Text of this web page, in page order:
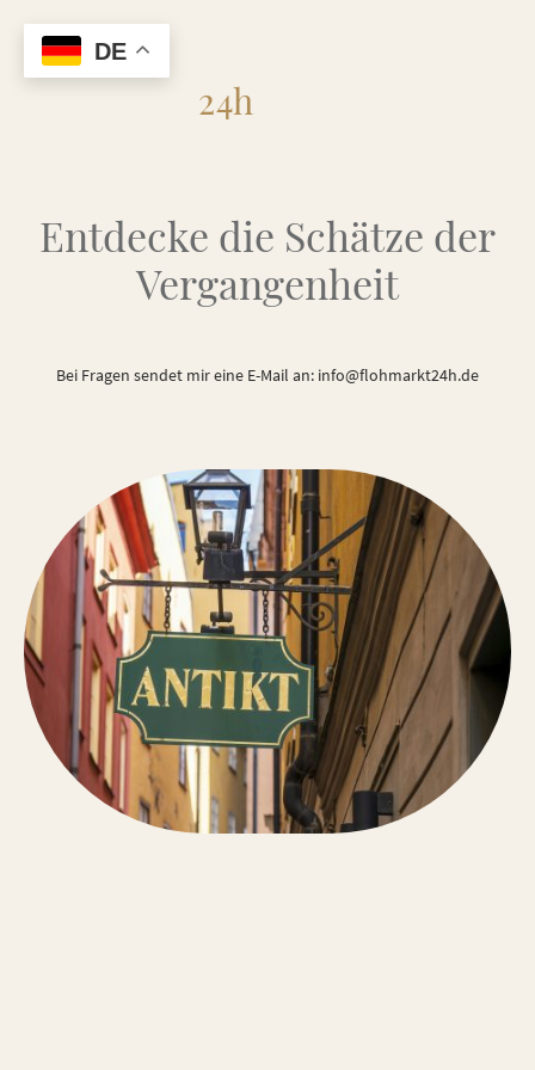
24h
Entdecke die Schätze der
Vergangenheit
Bei Fragen sendet mir eine E-Mail an: info@flohmarkt24h.de
DE